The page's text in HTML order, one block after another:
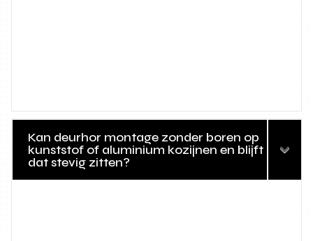
Kan deurhor montage zonder boren op
kunststof of aluminium kozijnen en blijft
dat stevig zitten?